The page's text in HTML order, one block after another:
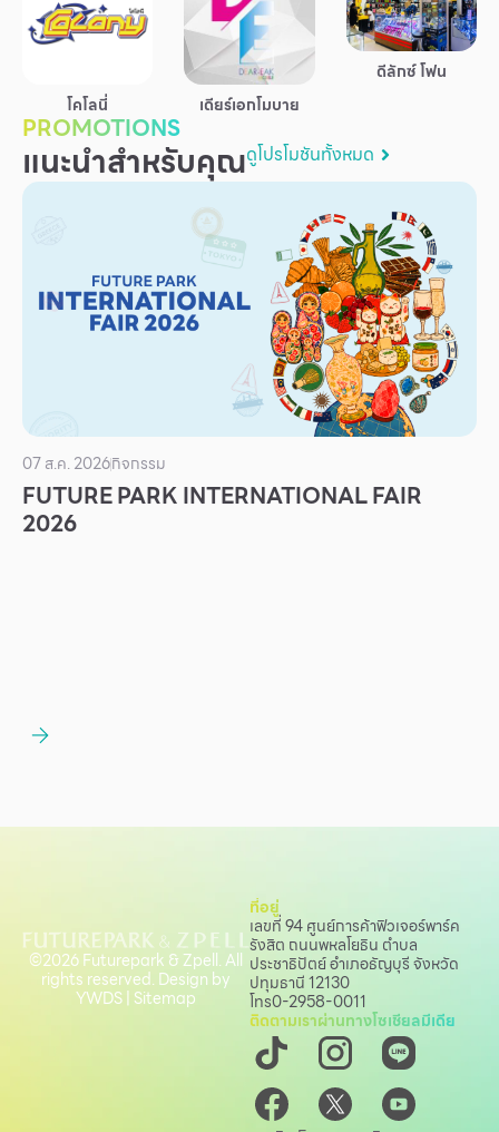
สำหรับนักท่องเที่ยว
แผนผังร้านค้า
บริการ
เพื่อสังคม
เกี่ยวกับเรา
ตำแหน่งงาน
สมัครงาน
สิทธิประโยชน์ที่ฟิวเจอร์พาร์ค
โคโลนี่ เดียร์เอกโมบาย
ดีลักซ์ โฟน
PROMOTIONS
แนะนำสำหรับคุณดูโปรโมชันทั้งหมด
07 ส.ค. 2026กิจกรรม
FUTURE PARK INTERNATIONAL FAIR
2026
ที่อยู่
เลขที่ 94 ศูนย์การค้าฟิวเจอร์พาร์ค
รังสิต ถนนพหลโยธิน ตำบล
ประชาธิปัตย์ อำเภอธัญบุรี จังหวัด
ปทุมธานี 12130
โทร0-2958-0011
ติดตามเราผ่านทางโซเชียลมีเดีย
©2026 Futurepark & Zpell. All
rights reserved. Design by
YWDS| Sitemap